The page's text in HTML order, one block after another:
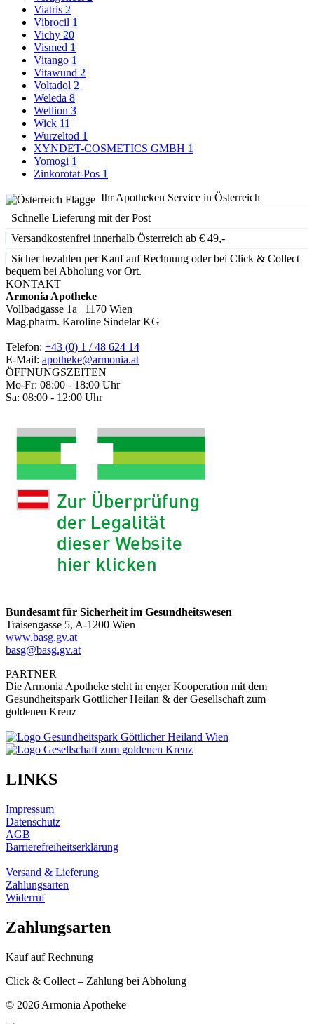
Viatris 2
Vibrocil 1
Vichy 20
Vismed 1
Vitango 1
Vitawund 2
Voltadol 2
Weleda 8
Wellion 3
Wick 11
Wurzeltod 1
XYNDET-COSMETICS GMBH 1
Yomogi 1
Zinkorotat-Pos 1
Ihr Apotheken Service in Österreich
Schnelle Lieferung mit der Post
Versandkostenfrei innerhalb Österreich ab € 49,-
Sicher bezahlen per Kauf auf Rechnung oder bei Click & Collect
bequem bei Abholung vor Ort.
KONTAKT
Armonia Apotheke
Vollbadgasse 1a | 1170 Wien
Mag.pharm. Karoline Sindelar KG
Telefon: +43 (0) 1 / 48 624 14
E-Mail: apotheke@armonia.at
ÖFFNUNGSZEITEN
Mo-Fr: 08:00 - 18:00 Uhr
Sa: 08:00 - 12:00 Uhr
Bundesamt für Sicherheit im Gesundheitswesen
Traisengasse 5, A-1200 Wien
www.basg.gv.at
basg@basg.gv.at
PARTNER
Die Armonia Apotheke steht in enger Kooperation mit dem
Gesundheitspark Göttlicher Heilan & der Gesellschaft zum
goldenen Kreuz
LINKS
Impressum
Datenschutz
AGB
Barrierefreiheitserklärung
Versand & Lieferung
Zahlungsarten
Widerruf
Zahlungsarten
Kauf auf Rechnung
Click & Collect – Zahlung bei Abholung
© 2026 Armonia Apotheke